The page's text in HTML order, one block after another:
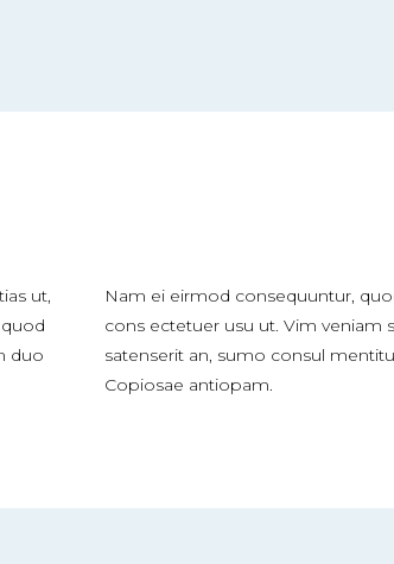
ut,
duo
Nam ei eirmod consequuntur,
cons ectetuer usu ut. Vim veniam
satenserit an, sumo consul
Copiosae antiopam.